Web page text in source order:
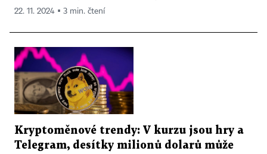
22. 11. 2024 ▪ 3 min. čtení
Kryptoměnové trendy: V kurzu jsou hry a
Telegram, desítky milionů dolarů může